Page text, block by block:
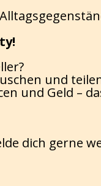
und
und Geld –
dich gerne